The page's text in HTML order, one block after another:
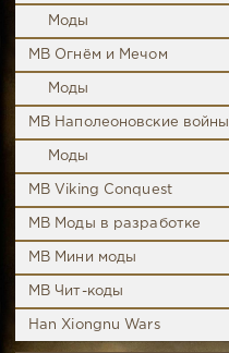
Моды
MB Огнём и Мечом
Моды
MB Наполеоновские войны
Моды
MB Viking Conquest
MB Моды в разработке
MB Мини моды
MB Чит-коды
Han Xiongnu Wars